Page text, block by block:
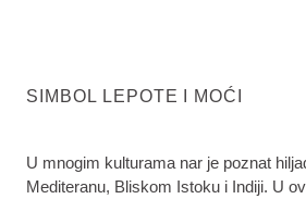
SIMBOL LEPOTE I MOĆI
U mnogim kulturama nar je poznat
Mediteranu, Bliskom Istoku i Indiji. U